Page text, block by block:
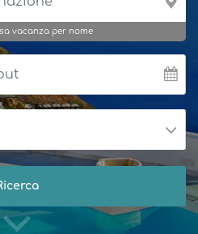
vacanza per nome